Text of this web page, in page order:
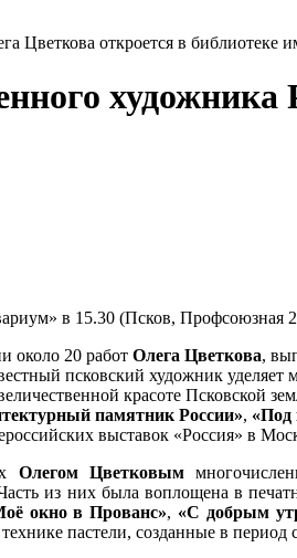
Цветкова откроется в библиотеке
художника
в 15.30 (Псков, Профсоюзная
около 20 работ Олега Цветкова,
псковский художник
красоте Псковской
памятник России», «Под
выставок «Россия» в
Олегом Цветковым
из них была воплощена в
окно в Прованс», «С добрым
пастели, созданные в